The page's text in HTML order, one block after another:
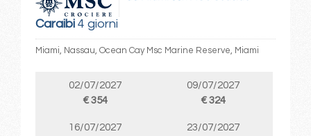
Caraibi4 giorni
Miami, Nassau, Ocean Cay Msc Marine Reserve, Miami
02/07/2027
€ 354
09/07/2027
€ 324
16/07/2027
23/07/2027